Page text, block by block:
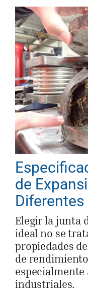
de
Elegir la junta
ideal no se
propiedades
de
industriales.